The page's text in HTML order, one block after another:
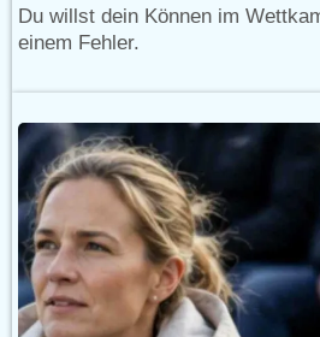
Du willst dein Können im
einem Fehler.